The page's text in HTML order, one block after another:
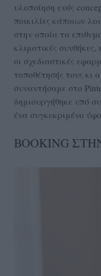
υλοποίηση ενός
ποικιλίες κάποιων
στην οποία τα
κλιματικές
οι σχεδιαστικές
τοποθέτησής τους κι
συναντήσαμε στο
δημιουργήθηκε υπό
ένα συγκεκριμένο
BOOKING